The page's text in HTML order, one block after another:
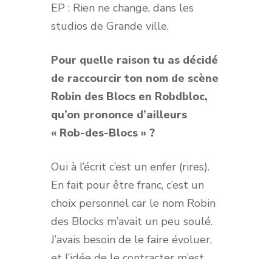
EP : Rien ne change, dans les
studios de Grande ville.
Pour quelle raison tu as décidé
de raccourcir ton nom de scène
Robin des Blocs en Robdbloc,
qu’on prononce d’ailleurs
« Rob-des-Blocs » ?
Oui à l’écrit c’est un enfer (rires).
En fait pour être franc, c’est un
choix personnel car le nom Robin
des Blocks m’avait un peu soulé.
J’avais besoin de le faire évoluer,